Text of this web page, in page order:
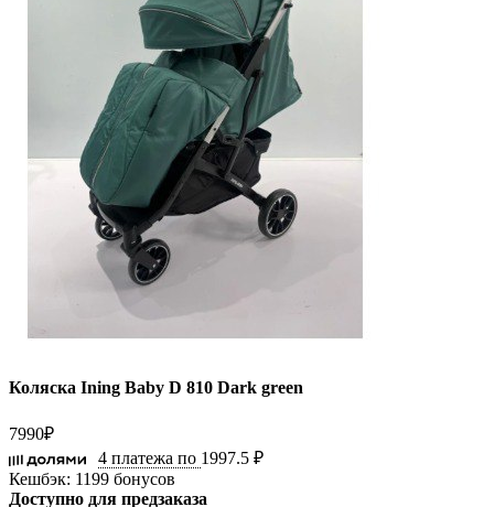
Коляска Ining Baby D 810 Dark green
7990₽
4 платежа по 1997.5 ₽
Кешбэк: 1199 бонусов
Доступно для предзаказа